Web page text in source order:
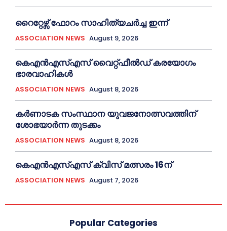
റൈറ്റേഴ്സ് ഫോറം സാഹിത്യചർച്ച ഇന്ന്
ASSOCIATION NEWS August 9, 2026
കെഎൻഎസ്എസ് വൈറ്റ്ഫീൽഡ് കരയോഗം
ഭാരവാഹികള്‍
ASSOCIATION NEWS August 8, 2026
കര്‍ണാടക സംസ്ഥാന യുവജനോത്സവത്തിന്
ശോഭയാർന്ന തുടക്കം
ASSOCIATION NEWS August 8, 2026
കെഎൻഎസ്എസ് ക്വിസ് മത്സരം 16ന്
ASSOCIATION NEWS August 7, 2026
Popular Categories